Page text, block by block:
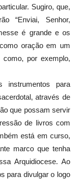
Sugiro, que,
“Enviai, Senhor,
é grande e os
oração em um
como, por exemplo,
instrumentos para
através de
que possam servir
de livros com
está em curso,
marco que tenha
Arquidiocese. Ao
para divulgar o logo